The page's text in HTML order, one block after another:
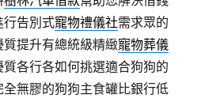
行告別式寵物禮儀社需求眾的
提升有總統級精緻寵物葬儀
各行各如何挑選適合狗狗的
全無膠的狗狗主食罐比銀行低